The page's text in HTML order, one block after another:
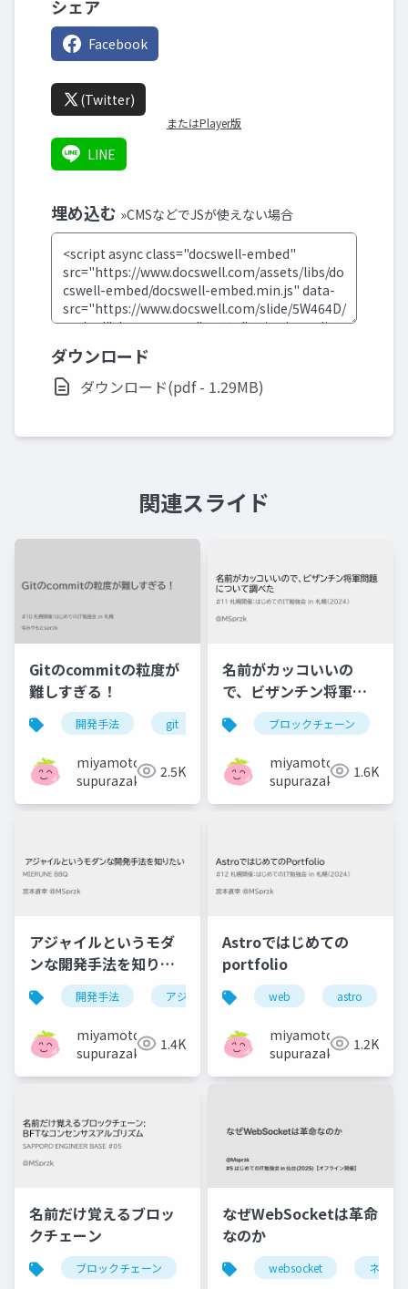
シェア
Facebook
(Twitter)
またはPlayer版
LINE
埋め込む »CMSなどでJSが使えない場合
ダウンロード
ダウンロード(pdf - 1.29MB)
関連スライド
Gitのcommitの粒度が
難しすぎる！
開発手法 git
miyamoto
supurazako
2.5K
名前がカッコいいの
で、ビザンチン将軍問
題について調べた
ブロックチェーン
miyamoto
supurazako
1.6K
アジャイルというモダ
ンな開発手法を知りた
い
開発手法 アジャイル
miyamoto
supurazako
1.4K
Astroではじめての
portfolio
web astro
miyamoto
supurazako
1.2K
名前だけ覚えるブロッ
クチェーン
ブロックチェーン
なぜWebSocketは革命
なのか
websocket ネット